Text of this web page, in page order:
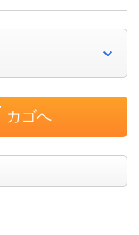
カゴへ